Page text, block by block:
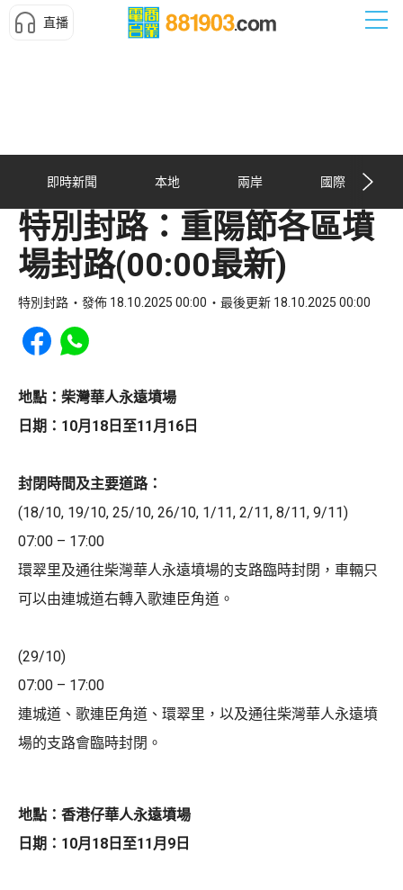
直播
即時新聞 本地 兩岸 國際
特別封路：重陽節各區墳
場封路(00:00最新)
特別封路 發佈 18.10.2025 00:00 最後更新 18.10.2025 00:00
Share to Facebook
Share to WhatsApp
地點：柴灣華人永遠墳場
日期：10月18日至11月16日
封閉時間及主要道路：
(18/10, 19/10, 25/10, 26/10, 1/11, 2/11, 8/11, 9/11)
07:00 – 17:00
環翠里及通往柴灣華人永遠墳場的支路臨時封閉，車輛只
可以由連城道右轉入歌連臣角道。
(29/10)
07:00 – 17:00
連城道、歌連臣角道、環翠里，以及通往柴灣華人永遠墳
場的支路會臨時封閉。
地點：香港仔華人永遠墳場
日期：10月18日至11月9日